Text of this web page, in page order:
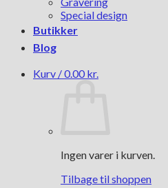
Special design
Butikker
Blog
Kurv /0.00 kr.
Ingen varer i kurven.
Tilbage til shoppen